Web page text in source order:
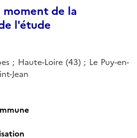
moment de la
l'étude
; Haute-Loire (43) ; Le Puy-en-
Jean